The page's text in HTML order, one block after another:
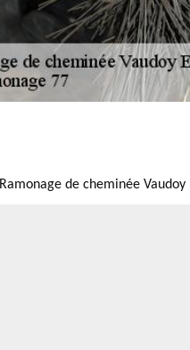
Ramonage de cheminée Vaudoy